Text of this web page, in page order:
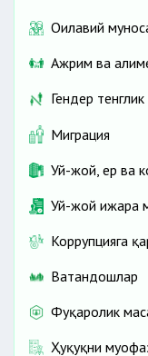
Оилавий
Ажрим ва
Гендер
Миграция
Уй-жой, ер ва
Уй-жой ижара
Коррупцияга
Ватандошлар
Фуқаролик
Ҳуқуқни